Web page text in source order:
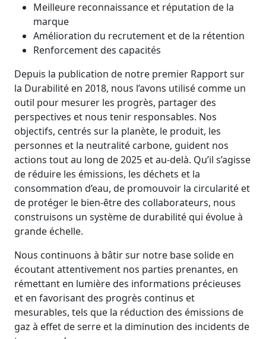
Meilleure reconnaissance et réputation de la
marque
Amélioration du recrutement et de la rétention
Renforcement des capacités
Depuis la publication de notre premier Rapport sur
la Durabilité en 2018, nous l’avons utilisé comme un
outil pour mesurer les progrès, partager des
perspectives et nous tenir responsables. Nos
objectifs, centrés sur la planète, le produit, les
personnes et la neutralité carbone, guident nos
actions tout au long de 2025 et au-delà. Qu’il s’agisse
de réduire les émissions, les déchets et la
consommation d’eau, de promouvoir la circularité et
de protéger le bien-être des collaborateurs, nous
construisons un système de durabilité qui évolue à
grande échelle.
Nous continuons à bâtir sur notre base solide en
écoutant attentivement nos parties prenantes, en
rémettant en lumière des informations précieuses
et en favorisant des progrès continus et
mesurables, tels que la réduction des émissions de
gaz à effet de serre et la diminution des incidents de